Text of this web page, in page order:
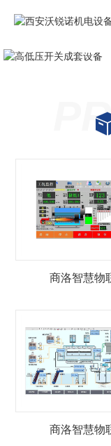
商洛智慧物
商洛智慧物